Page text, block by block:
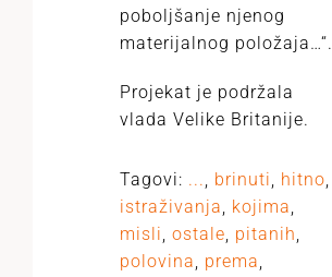
poboljšanje njenog
materijalnog položaja…“.
Projekat je podržala
vlada Velike Britanije.
Tagovi: ..., brinuti, hitno,
istraživanja, kojima,
misli, ostale, pitanih,
polovina, prema,